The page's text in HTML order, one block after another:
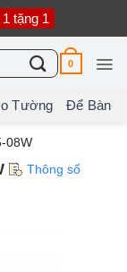
tặng 1
0
Tường Để Bàn
08W
Thông số